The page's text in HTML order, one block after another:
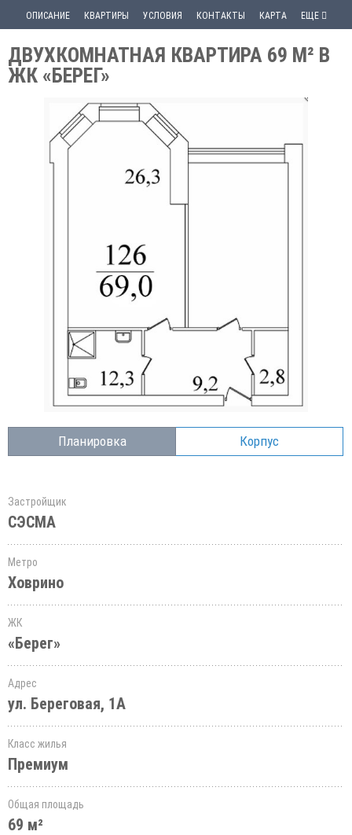
ОПИСАНИЕ КВАРТИРЫ УСЛОВИЯ КОНТАКТЫ КАРТА ЕЩЕ
ДВУХКОМНАТНАЯ КВАРТИРА 69 М² В
ЖК «БЕРЕГ»
Планировка Корпус
Застройщик
СЭСМА
Метро
Ховрино
ЖК
«Берег»
Адрес
ул. Береговая, 1А
Класс жилья
Премиум
Общая площадь
69 м²